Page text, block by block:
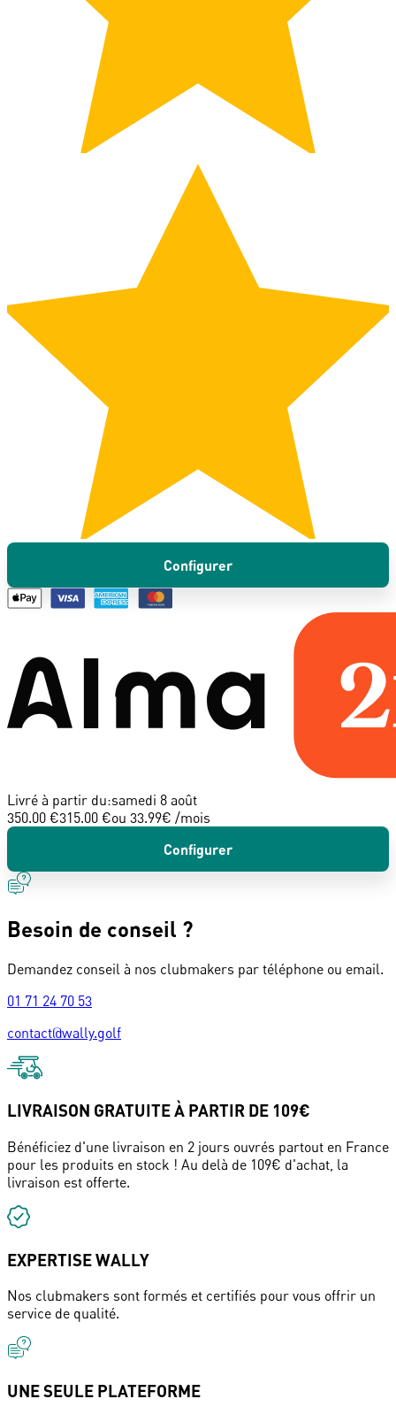
Configurer
Livré à partir du:samedi 8 août
350.00 €315.00 €ou 33.99€ /mois
Configurer
Besoin de conseil ?
Demandez conseil à nos clubmakers par téléphone ou email.
01 71 24 70 53
contact@wally.golf
LIVRAISON GRATUITE À PARTIR DE 109€
Bénéficiez d'une livraison en 2 jours ouvrés partout en France
pour les produits en stock ! Au delà de 109€ d'achat, la
livraison est offerte.
EXPERTISE WALLY
Nos clubmakers sont formés et certifiés pour vous offrir un
service de qualité.
UNE SEULE PLATEFORME